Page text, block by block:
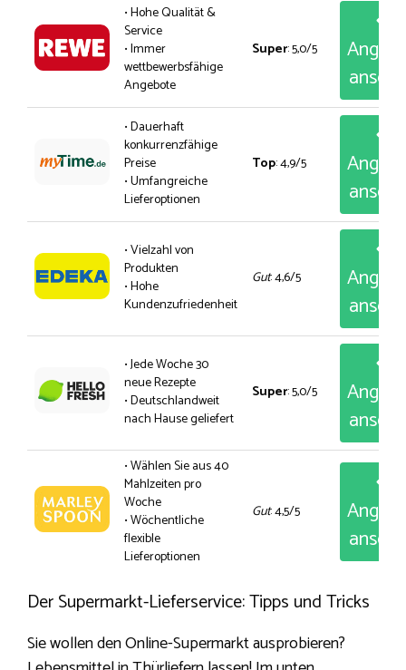
• Hohe Qualität &
Service
• Immer
wettbewerbsfähige
Angebote
Super: 5,0/5
• Dauerhaft
konkurrenzfähige
Preise
• Umfangreiche
Lieferoptionen
Top: 4,9/5
• Vielzahl von
Produkten
• Hohe
Kundenzufriedenheit
Gut: 4,6/5
• Jede Woche 30
neue Rezepte
• Deutschlandweit
nach Hause geliefert
Super: 5,0/5
• Wählen Sie aus 40
Mahlzeiten pro
Woche
• Wöchentliche
flexible
Lieferoptionen
Gut: 4,5/5
Der Supermarkt-Lieferservice: Tipps und Tricks
Sie wollen den Online-Supermarkt ausprobieren?